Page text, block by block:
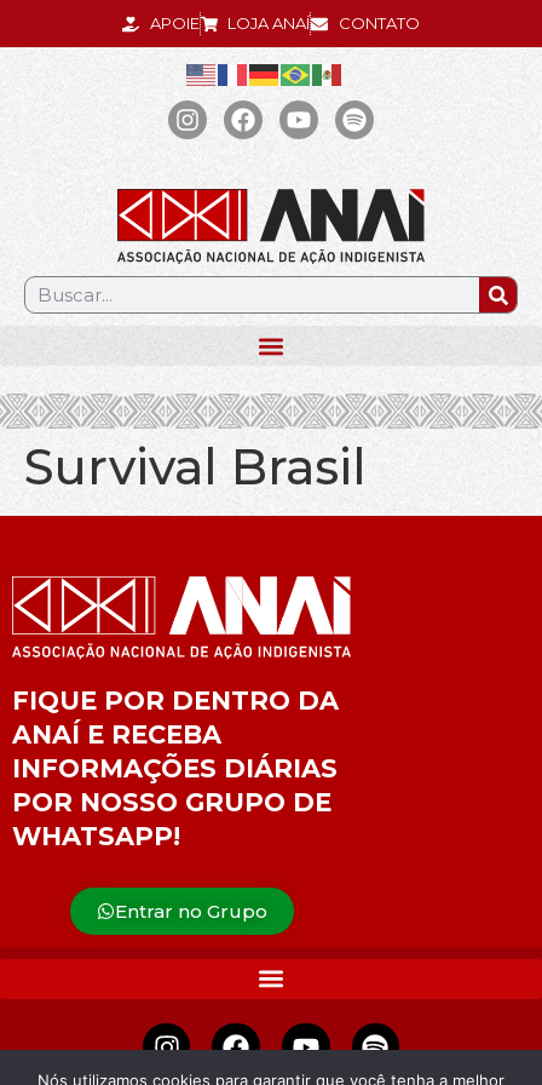
APOIE LOJA ANAÍ CONTATO
.
Survival Brasil
FIQUE POR DENTRO DA
ANAÍ E RECEBA
INFORMAÇÕES DIÁRIAS
POR NOSSO GRUPO DE
WHATSAPP!
Entrar no Grupo
Nós utilizamos cookies para garantir que você tenha a melhor